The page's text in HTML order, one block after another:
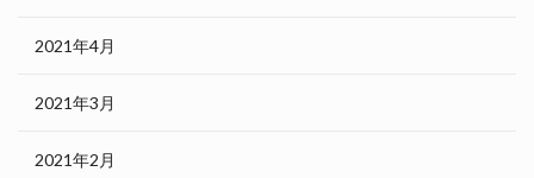
2021年4月
2021年3月
2021年2月